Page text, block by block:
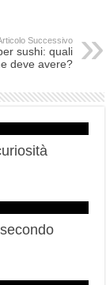
Successivo
sushi: quali
deve avere?